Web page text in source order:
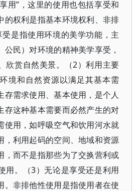
用”，这里的使用也包括享受和
的权利是指基本环境权利、非排
是指使用环境的美学功能，主
民）对环境的精神美学享受，
欣赏自然美景。（2）利用主要
境和自然资源以满足其基本需
存需求使用、基本使用，是个人
存这种基本需要而必然产生的对
使用，如呼吸空气和饮用河水就
，利用起码的空间、地域和资源
，而不是指那些为了交换营利或
用。（3）无论是享受还是利用
。非排他性使用是指使用者在使